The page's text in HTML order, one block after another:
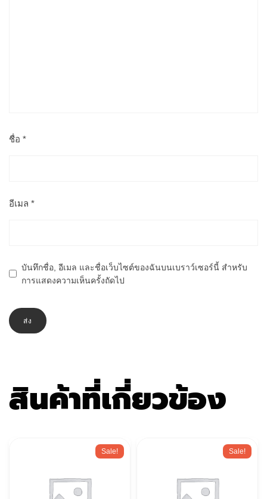
ชื่อ *
อีเมล *
บันทึกชื่อ, อีเมล และชื่อเว็บไซต์ของฉันบนเบราว์เซอร์นี้ สำหรับ
การแสดงความเห็นครั้งถัดไป
สินค้าที่เกี่ยวข้อง
Sale! Sale!